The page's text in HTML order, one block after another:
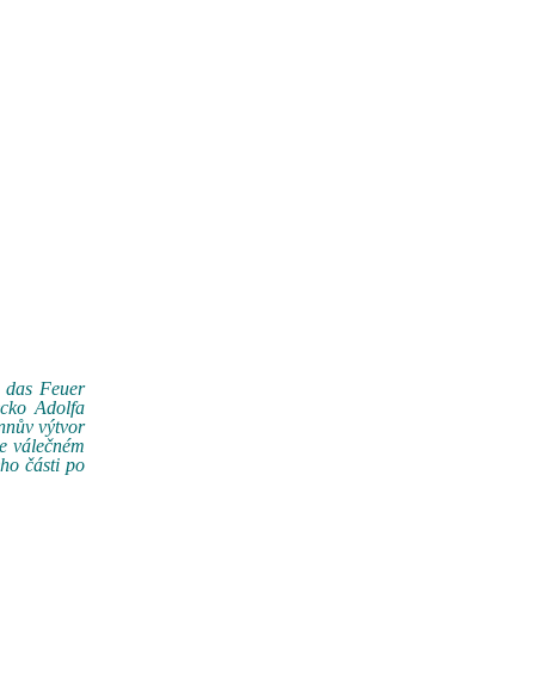
das Feuer
Adolfa
výtvor
válečném
části po